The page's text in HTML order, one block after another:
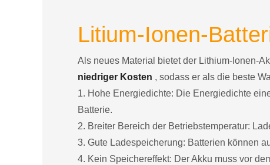
Litium-Ionen-
Als neues Material bietet der Lithium-Ionen-
niedriger Kosten , sodass er als die beste
1. Hohe Energiedichte: Die Energiedichte
Batterie.
2. Breiter Bereich der Betriebstemperatur:
3. Gute Ladespeicherung: Batterien können
4. Kein Speichereffekt: Der Akku muss vor